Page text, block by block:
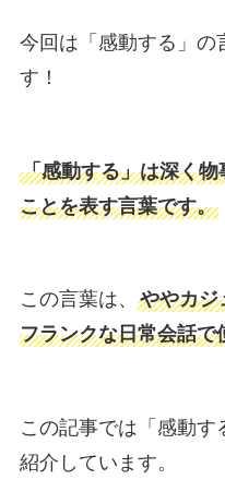
今回は「感動する」の
す！
「感動する」は深く
ことを表す言葉です。
この言葉は、 ややカジ
フランクな日常会話で
この記事では「感動す
紹介しています。